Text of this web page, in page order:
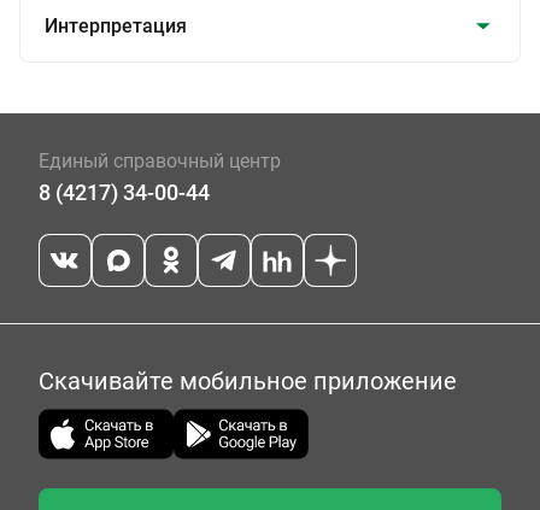
Интерпретация
Единый справочный центр
8 (4217) 34-00-44
Скачивайте мобильное приложение